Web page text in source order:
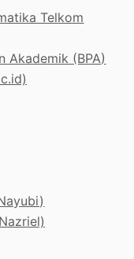
Telkom
Akademik (BPA)